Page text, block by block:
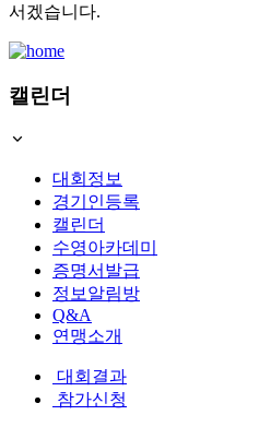
서겠습니다.
캘린더
대회정보
경기인등록
캘린더
수영아카데미
증명서발급
정보알림방
Q&A
연맹소개
대회결과
참가신청